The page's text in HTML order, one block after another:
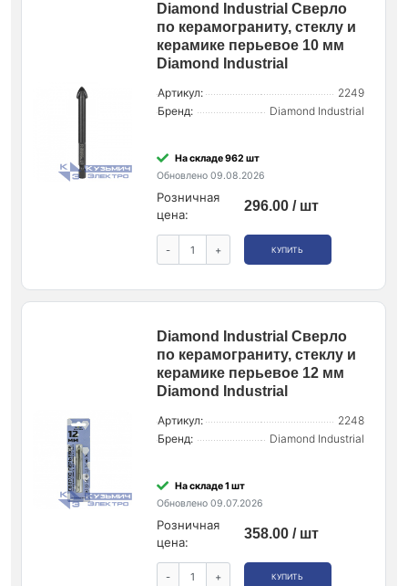
Diamond Industrial Сверло
по керамограниту, стеклу и
керамике перьевое 10 мм
Diamond Industrial
Артикул:
2249
Бренд:
Diamond Industrial
На складе 962 шт
Обновлено 09.08.2026
Розничная
цена:
296.00 / шт
- + КУПИТЬ
Diamond Industrial Сверло
по керамограниту, стеклу и
керамике перьевое 12 мм
Diamond Industrial
Артикул:
2248
Бренд:
Diamond Industrial
На складе 1 шт
Обновлено 09.07.2026
Розничная
цена:
358.00 / шт
- + КУПИТЬ